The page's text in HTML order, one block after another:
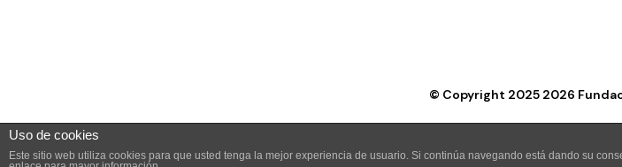
© Copyright 2025 2026
Uso de cookies
Este sitio web utiliza cookies para que usted tenga la mejor experiencia de usuario. Si continúa navegando está dando su